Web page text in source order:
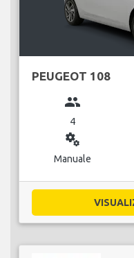
PEUGEOT 108
group
4
miscellaneous_services
Manuale